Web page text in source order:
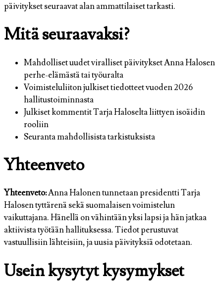
päivitykset seuraavat alan ammattilaiset tarkasti.
Mitä seuraavaksi?
Mahdolliset uudet viralliset päivitykset Anna Halosen
perhe-elämästä tai työuralta
Voimisteluliiton julkiset tiedotteet vuoden 2026
hallitustoiminnasta
Julkiset kommentit Tarja Haloselta liittyen isoäidin
rooliin
Seuranta mahdollisista tarkistuksista
Yhteenveto
Yhteenveto:Anna Halonen tunnetaan presidentti Tarja
Halosen tyttärenä sekä suomalaisen voimistelun
vaikuttajana. Hänellä on vähintään yksi lapsi ja hän jatkaa
aktiivista työtään hallituksessa. Tiedot perustuvat
vastuullisiin lähteisiin, ja uusia päivityksiä odotetaan.
Usein kysytyt kysymykset